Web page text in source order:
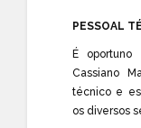
PESSOAL
É oportuno
Cassiano
técnico e
os diversos